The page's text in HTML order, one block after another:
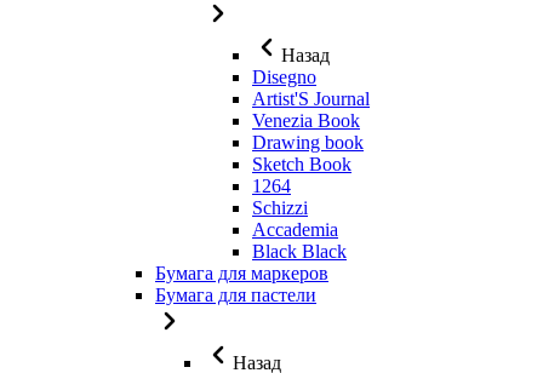
Назад
Disegno
Artist'S Journal
Venezia Book
Drawing book
Sketch Book
1264
Schizzi
Accademia
Black Black
Бумага для маркеров
Бумага для пастели
Назад